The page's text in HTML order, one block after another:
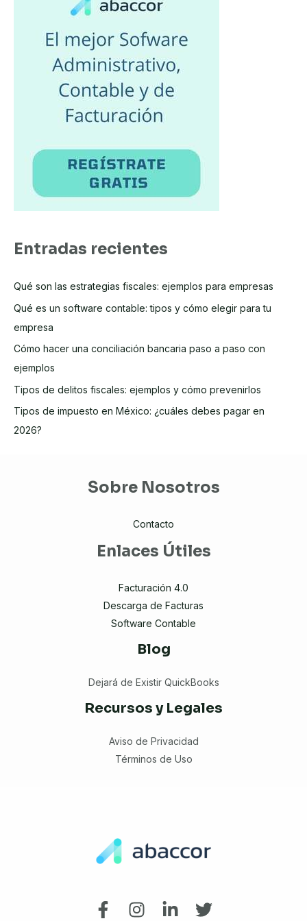
Entradas recientes
Qué son las estrategias fiscales: ejemplos para empresas
Qué es un software contable: tipos y cómo elegir para tu
empresa
Cómo hacer una conciliación bancaria paso a paso con
ejemplos
Tipos de delitos fiscales: ejemplos y cómo prevenirlos
Tipos de impuesto en México: ¿cuáles debes pagar en
2026?
Sobre Nosotros
Contacto
Enlaces Útiles
Facturación 4.0
Descarga de Facturas
Software Contable
Blog
Dejará de Existir QuickBooks
Recursos y Legales
Aviso de Privacidad
Términos de Uso